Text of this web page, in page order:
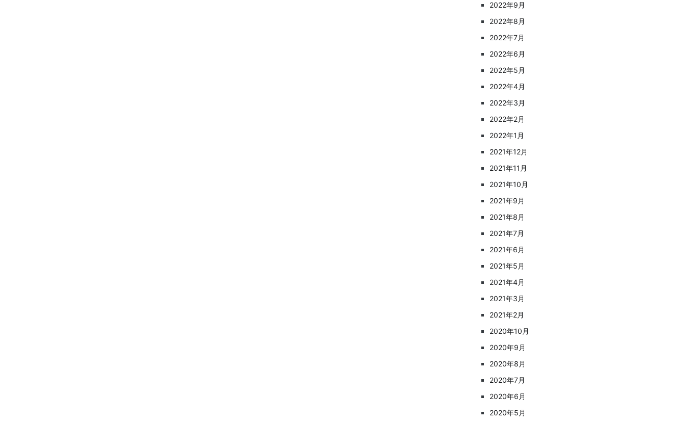
2022年9月
2022年8月
2022年7月
2022年6月
2022年5月
2022年4月
2022年3月
2022年2月
2022年1月
2021年12月
2021年11月
2021年10月
2021年9月
2021年8月
2021年7月
2021年6月
2021年5月
2021年4月
2021年3月
2021年2月
2020年10月
2020年9月
2020年8月
2020年7月
2020年6月
2020年5月